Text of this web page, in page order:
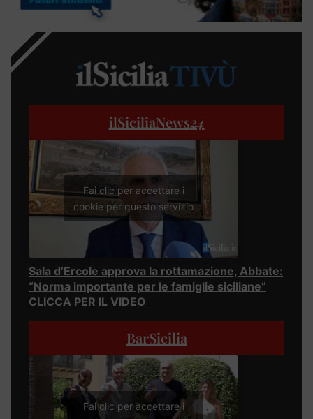
ilSiciliaNews24
Fai clic per accettare i
cookie per questo servizio
Sala d’Ercole approva la rottamazione, Abbate:
“Norma importante per le famiglie siciliane”
CLICCA PER IL VIDEO
BarSicilia
Fai clic per accettare i